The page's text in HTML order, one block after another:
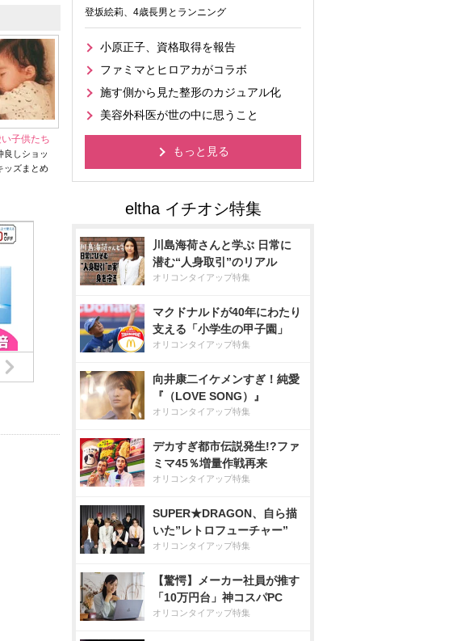
子供たち
良しショッ
ッズまとめ
登坂絵莉、4歳長男とランニング
小原正子、資格取得を報告
ファミマとヒロアカがコラボ
施す側から見た整形のカジュアル化
美容外科医が世の中に思うこと
もっと見る
川島海荷さんと学ぶ 日常に
潜む“人身取引”のリアル
オリコンタイアップ特集
マクドナルドが40年にわたり
支える「小学生の甲子園」
オリコンタイアップ特集
向井康二イケメンすぎ！純愛
『（LOVE SONG）』
オリコンタイアップ特集
デカすぎ都市伝説発生!?ファ
ミマ45％増量作戦再来
オリコンタイアップ特集
SUPER★DRAGON、自ら描
いた”レトロフューチャー”
オリコンタイアップ特集
【驚愕】メーカー社員が推す
「10万円台」神コスパPC
オリコンタイアップ特集